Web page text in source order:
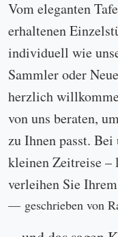
Vom eleganten
erhaltenen
individuell wie
Sammler oder
herzlich
von uns beraten,
zu Ihnen passt.
kleinen Zeitreise –
verleihen Sie
geschrieben von